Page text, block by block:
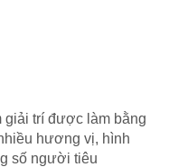
giải trí được làm bằng
hương vị, hình
số người tiêu